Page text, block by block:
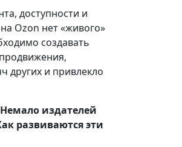
доступности и
Ozon нет «живого»
создавать
других и привлекло
издателей
развиваются эти